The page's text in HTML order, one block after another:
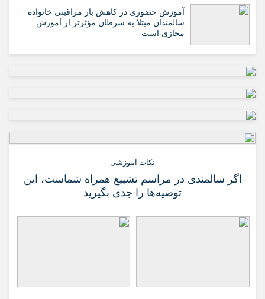
آموزش حضوری در کاهش بار مراقبتی خانواده
سالمندان مبتلا به سرطان مؤثرتر از آموزش
مجازی است
نکات آموزشی
اگر سالمندی در مراسم تشییع همراه شماست، این
توصیه‌ها را جدی بگیرید